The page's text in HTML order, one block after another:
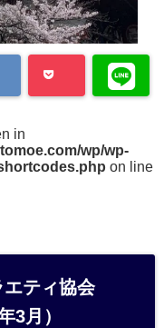
in
wp/wp-
on line
エティ協会
3月）